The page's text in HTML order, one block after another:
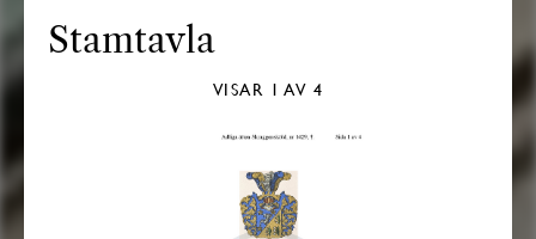
Stamtavla
VISAR 1 AV 4